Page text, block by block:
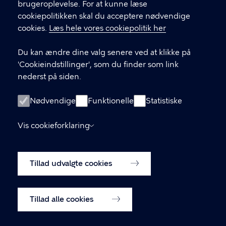
brugeroplevelse. For at kunne læse
cookiepolitikken skal du acceptere nødvendige
cookies. Læs hele vores cookiepolitik her
Du kan ændre dine valg senere ved at klikke på
'Cookieindstillinger', som du finder som link
nederst på siden.
Nødvendige Funktionelle Statistiske
Vis cookieforklaring
Tillad udvalgte cookies
Tillad alle cookies
GENVEJE
Digital Post
Databeskyttelse
Tilgængelighedserklæring
Om hjemmesiden
Cookiepolitik